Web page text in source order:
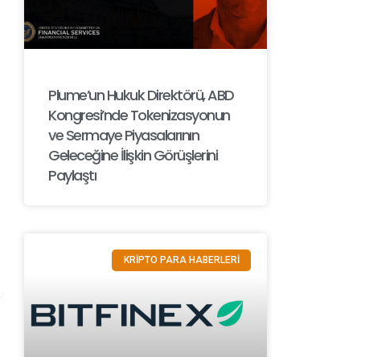
Plume’un Hukuk Direktörü, ABD
Kongresi’nde Tokenizasyonun
ve Sermaye Piyasalarının
Geleceğine İlişkin Görüşlerini
Paylaştı
KRİPTO PARA HABERLERİ